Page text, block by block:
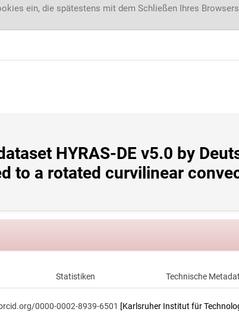
ein, die spätestens mit dem Schließen Ihres
HYRAS-DE v5.0 by
to a rotated curvilinear
Statistiken Technische
0000-0002-8939-6501 [Karlsruher Institut für